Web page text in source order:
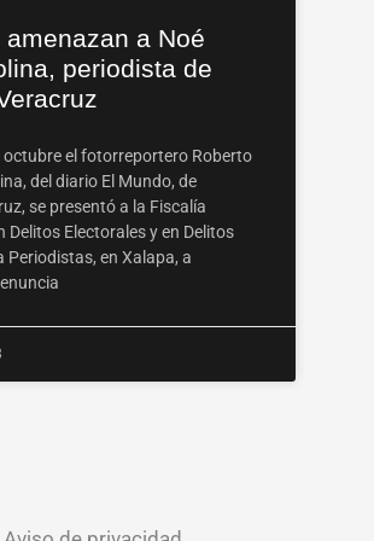
a Noé
periodista de
octubre el fotorreportero Roberto
del diario El Mundo, de
se presentó a la Fiscalía
Delitos Electorales y en Delitos
Periodistas, en Xalapa, a